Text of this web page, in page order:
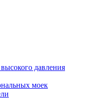
давления
моек